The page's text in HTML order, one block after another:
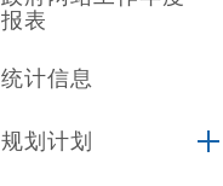
报表
统计信息
规划计划